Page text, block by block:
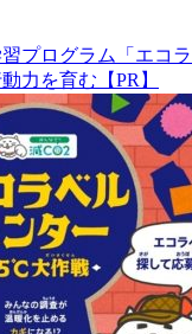
プログラム「エコラ
力を育む【PR】